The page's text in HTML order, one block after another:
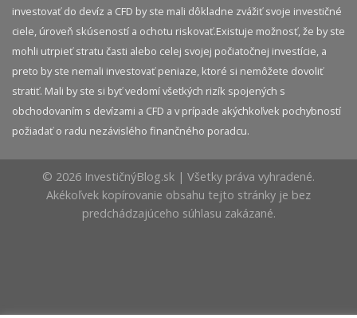
investovať do devíz a CFD by ste mali dôkladne zvážiť svoje investičné
ciele, úroveň skúseností a ochotu riskovať.​ Existuje možnosť, že by ste
mohli utrpieť stratu časti alebo celej svojej počiatočnej investície, a
preto by ste nemali investovať peniaze, ktoré si nemôžete dovoliť
stratiť. Mali by ste si byť vedomí všetkých rizík spojených s
obchodovaním s devízami a CFD a v prípade akýchkoľvek pochybností
požiadať o radu nezávislého finančného poradcu.
© 2026 InvestičnýBlog.sk | Všetky práva vyhradené.
Akékoľvek kopírovanie obsahu tejto stránky je bez
predchádzajúceho súhlasu zakázané.